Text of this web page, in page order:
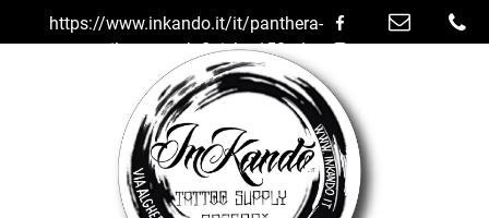
https://www.inkando.it/it/panthera-
nonnweiler-smooth-finish---150ml